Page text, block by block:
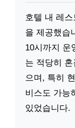
호텔 내 레
을 제공했습
10시까지 운
는 적당히
으며, 특히
비스도 가능
있었습니다.